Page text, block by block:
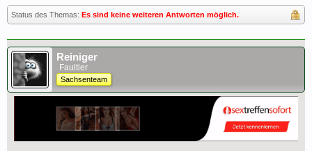
Status des Themas: Es sind keine weiteren Antworten möglich.
Reiniger
Faultier
Sachsenteam